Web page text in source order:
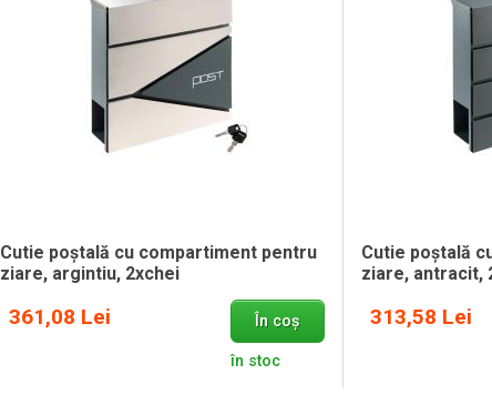
Cutie poștală cu compartiment pentru
ziare, argintiu, 2xchei
361,08 Lei În coș
în stoc
Cutie poștală
ziare, antracit,
313,58 Lei